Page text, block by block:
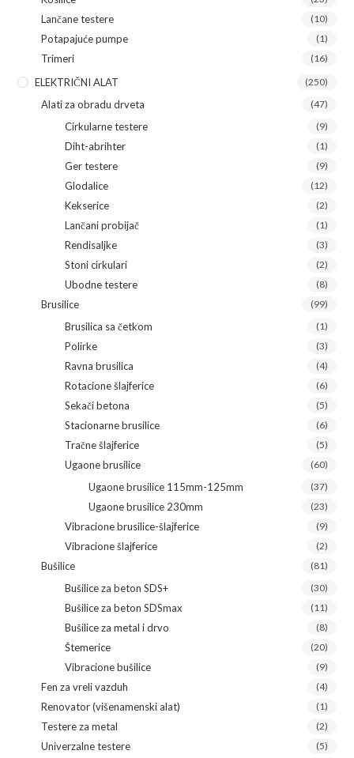
Lančane testere (10)
Potapajuće pumpe (1)
Trimeri (16)
ELEKTRIČNI ALAT (250)
Alati za obradu drveta (47)
Cirkularne testere (9)
Diht-abrihter (1)
Ger testere (9)
Glodalice (12)
Kekserice (2)
Lančani probijač (1)
Rendisaljke (3)
Stoni cirkulari (2)
Ubodne testere (8)
Brusilice (99)
Brusilica sa četkom (1)
Polirke (3)
Ravna brusilica (4)
Rotacione šlajferice (6)
Sekači betona (5)
Stacionarne brusilice (6)
Tračne šlajferice (5)
Ugaone brusilice (60)
Ugaone brusilice 115mm-125mm (37)
Ugaone brusilice 230mm (23)
Vibracione brusilice-šlajferice (9)
Vibracione šlajferice (2)
Bušilice (81)
Bušilice za beton SDS+ (30)
Bušilice za beton SDSmax (11)
Bušilice za metal i drvo (8)
Štemerice (20)
Vibracione bušilice (9)
Fen za vreli vazduh (4)
Renovator (višenamenski alat) (1)
Testere za metal (2)
Univerzalne testere (5)